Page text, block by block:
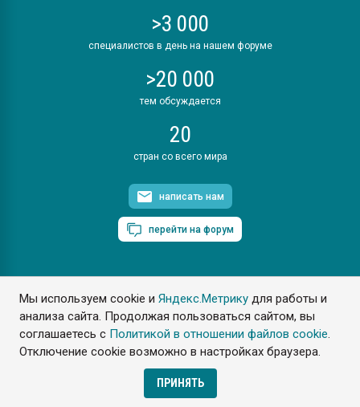
Мы используем cookie иЯндекс.Метрику для работы и
анализа сайта. Продолжая пользоваться сайтом, вы
соглашаетесь с Политикой в отношении файлов cookie.
Отключение cookie возможно в настройках браузера.
ПРИНЯТЬ
>3 000
специалистов в день на нашем форуме
>20 000
тем обсуждается
20
стран со всего мира
написать нам
перейти на форум
ПластЭксперт © 2006. Все права защищены
Разрешается копирование материалов сайта с обязательной
ссылкой на www.e-plastic.ru
Разработка сайта